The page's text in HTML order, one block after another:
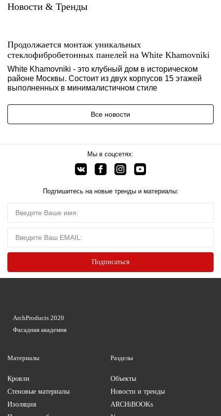
Новости & Тренды
Продолжается монтаж уникальных
стеклофибробетонных панелей на White Khamovniki
White Khamovniki - это клубный дом в историческом
районе Москвы. Состоит из двух корпусов 15 этажей
выполненных в минималистичном стиле
Все новости
Мы в соцсетях:
Подпишитесь на новые тренды и материалы:
Материалы
Кровли
Стеновые материалы
Изоляция
Разделы
Объекты
Новости и тренды
ARCHiBOOKs
ArchProducts 2020
Фасадная академия